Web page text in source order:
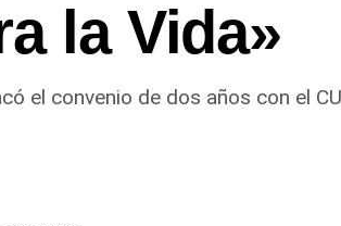
la Vida»
el convenio de dos años con el